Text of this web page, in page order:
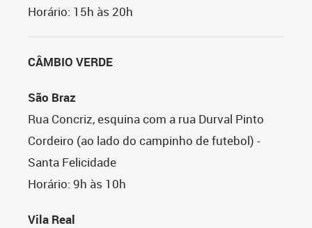
Horário: 15h às 20h
CÂMBIO VERDE
São Braz
Rua Concriz, esquina com a rua Durval Pinto
Cordeiro (ao lado do campinho de futebol) -
Santa Felicidade
Horário: 9h às 10h
Vila Real